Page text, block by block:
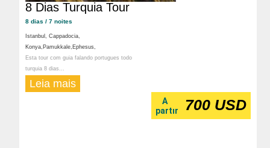
8 Dias Turquia Tour
8 dias / 7 noites
Istanbul, Cappadocia,
Konya,Pamukkale,Ephesus,
Esta tour com guia falando portugues todo
turquia 8 dias...
Leia mais
A
partır
700 USD